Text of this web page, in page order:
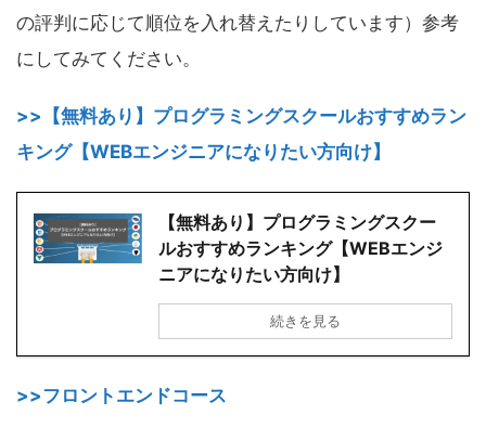
の評判に応じて順位を入れ替えたりしています）参考
にしてみてください。
>>【無料あり】プログラミングスクールおすすめラン
キング【WEBエンジニアになりたい方向け】
【無料あり】プログラミングスクー
ルおすすめランキング【WEBエンジ
ニアになりたい方向け】
続きを見る
>>フロントエンドコース